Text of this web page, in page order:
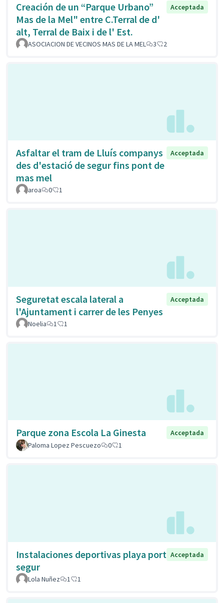
Creación de un “Parque Urbano”
Mas de la Mel" entre C.Terral de d'
alt, Terral de Baix i de l' Est.
Acceptada
ASOCIACION DE VECINOS MAS DE LA MEL 3 2
Asfaltar el tram de Lluís companys
des d'estació de segur fins pont de
mas mel
Acceptada
aroa 0 1
Seguretat escala lateral a
l'Ajuntament i carrer de les Penyes
Acceptada
Noelia 1 1
Parque zona Escola La Ginesta
Acceptada
Paloma Lopez Pescuezo
0 1
Instalaciones deportivas playa port
segur
Acceptada
Lola Nuñez 1 1